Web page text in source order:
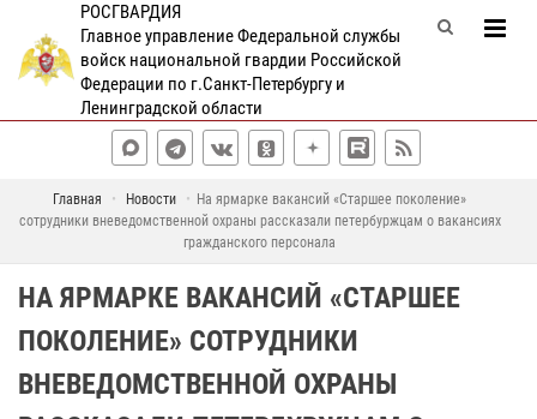
РОСГВАРДИЯ
Главное управление Федеральной службы
войск национальной гвардии Российской
Федерации по г.Санкт-Петербургу и
Ленинградской области
Главная Новости
На ярмарке вакансий «Старшее поколение»
сотрудники вневедомственной охраны рассказали петербуржцам о вакансиях
гражданского персонала
НА ЯРМАРКЕ ВАКАНСИЙ «СТАРШЕЕ
ПОКОЛЕНИЕ» СОТРУДНИКИ
ВНЕВЕДОМСТВЕННОЙ ОХРАНЫ